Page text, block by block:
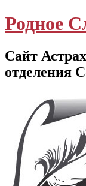
Родное
Сайт
отделения